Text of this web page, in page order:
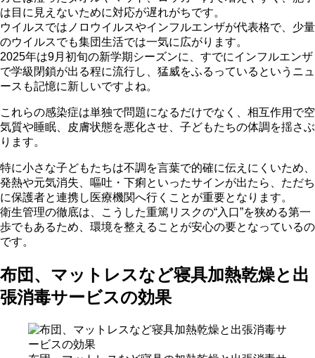
は目に見えないために対応が遅れがちです。
ウイルスではノロウイルスやインフルエンザが代表格で、少量
のウイルスでも集団生活では一気に広がります。
2025年は9月初旬の新学期シーズンに、すでにインフルエンザ
で学級閉鎖が出る程に流行し、猛威をふるっているというニュ
ースも記憶に新しいですよね。
これらの感染症は単独で問題になるだけでなく、相互作用で空
気質や睡眠、皮膚状態を悪化させ、子どもたちの体調を揺さぶ
ります。
特に小さな子どもたちは不調を言葉で的確に伝えにくいため、
発熱や元気消失、嘔吐・下痢といったサインが出たら、ただち
に保護者と連携し医療機関へ行くことが重要となります。
衛生管理の徹底は、こうした重篤リスクの“入口”を狭める第一
歩でもあるため、環境を整えることが安心の要となっているの
です。
布団、マットレスなど寝具加熱乾燥と出
張消毒サービスの効果